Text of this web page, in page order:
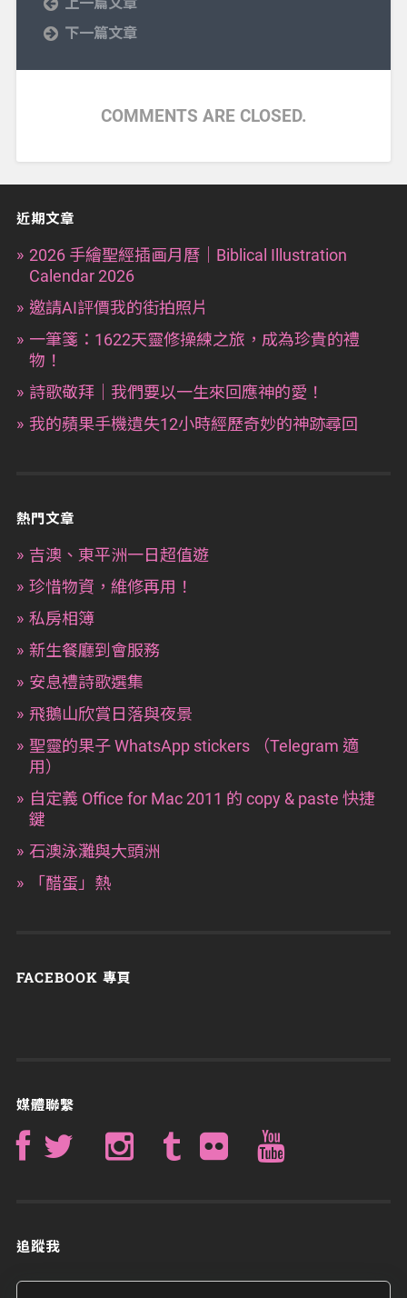
下一篇文章
COMMENTS ARE CLOSED.
近期文章
2026 手繪聖經插画月曆｜Biblical Illustration
Calendar 2026
邀請AI評價我的街拍照片
一筆箋：1622天靈修操練之旅，成為珍貴的禮
物！
詩歌敬拜｜我們要以一生來回應神的愛！
我的蘋果手機遺失12小時經歷奇妙的神跡尋回
熱門文章
吉澳、東平洲一日超值遊
珍惜物資，維修再用！
私房相簿
新生餐廳到會服務
安息禮詩歌選集
飛鵝山欣賞日落與夜景
聖靈的果子 WhatsApp stickers （Telegram 適
用）
自定義 Office for Mac 2011 的 copy & paste 快捷
鍵
石澳泳灘與大頭洲
「醋蛋」熱
FACEBOOK 專頁
媒體聯繫
追蹤我